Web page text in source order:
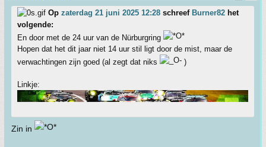
Op zaterdag 21 juni 2025 12:28 schreef Burner82 het
volgende:
En door met de 24 uur van de Nürburgring
Hopen dat het dit jaar niet 14 uur stil ligt door de mist, maar de
verwachtingen zijn goed (al zegt dat niks
)
Linkje:
Zin in